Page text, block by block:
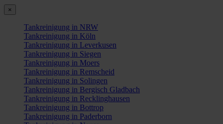
×
Tankreinigung in NRW
Tankreinigung in Köln
Tankreinigung in Leverkusen
Tankreinigung in Siegen
Tankreinigung in Moers
Tankreinigung in Remscheid
Tankreinigung in Solingen
Tankreinigung in Bergisch Gladbach
Tankreinigung in Recklinghausen
Tankreinigung in Bottrop
Tankreinigung in Paderborn